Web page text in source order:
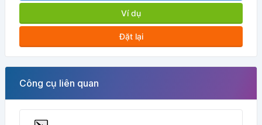
Ví dụ
Đặt lại
Công cụ liên quan